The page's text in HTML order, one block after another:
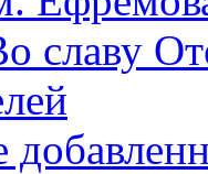
славу